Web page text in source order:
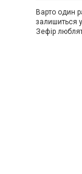
Варто один
залишиться
Зефір